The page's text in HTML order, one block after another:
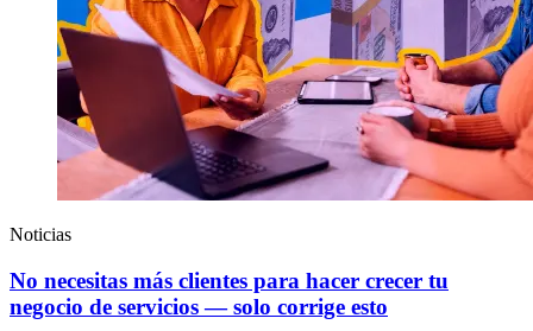
Noticias
No necesitas más clientes para hacer crecer tu
negocio de servicios — solo corrige esto